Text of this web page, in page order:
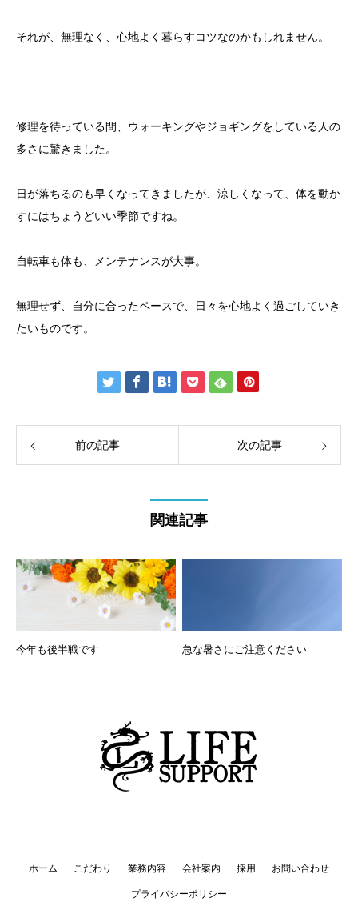
それが、無理なく、心地よく暮らすコツなのかもしれません。
修理を待っている間、ウォーキングやジョギングをしている人の
多さに驚きました。
日が落ちるのも早くなってきましたが、涼しくなって、体を動か
すにはちょうどいい季節ですね。
自転車も体も、メンテナンスが大事。
無理せず、自分に合ったペースで、日々を心地よく過ごしていき
たいものです。
前の記事 次の記事
関連記事
今年も後半戦です 急な暑さにご注意ください
ホーム こだわり 業務内容 会社案内 採用 お問い合わせ
プライバシーポリシー